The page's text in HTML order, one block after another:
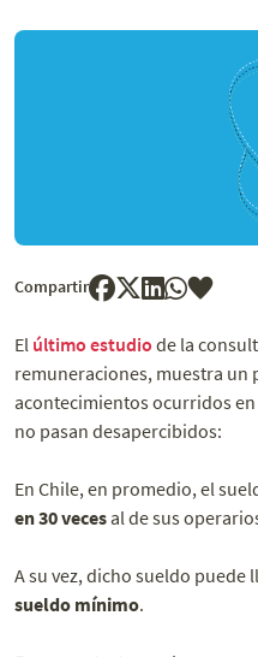
Compartir
El último estudio de la
remuneraciones, muestra un
acontecimientos ocurridos
no pasan desapercibidos:
En Chile, en promedio, el
en 30 vecesal de sus
A su vez, dicho sueldo puede
sueldo mínimo.